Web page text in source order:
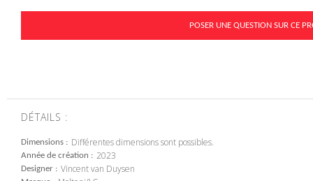
POSER UNE QUESTION SUR CE
DÉTAILS :
Dimensions Différentes dimensions sont possibles.
Année de création 2023
Designer Vincent van Duysen